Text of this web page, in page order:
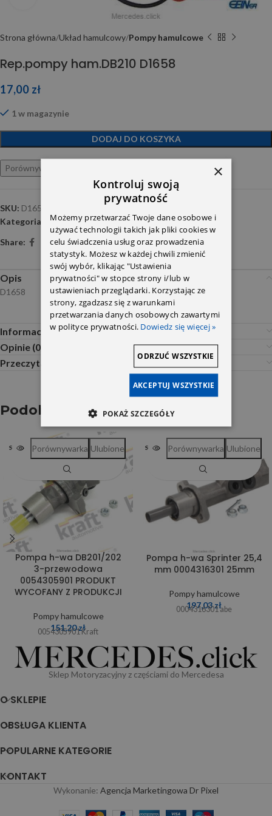
Strona główna Układ hamulcowy Pompy hamulcowe
Rep.pompy ham.DB210 D1658
17,00 zł
1 w magazynie
DODAJ DO KOSZYKA
Porównywarka
SKU: D1658
Kategoria:
Pompy hamulcowe
Share:
Opis
D1658
Informacje dodatkowe
Opinie (0)
Przeczytaj Przed Zakupem
Podobne produkty
SOLD OUT
Pompa h-wa DB201/202
3-przewodowa
0054305901 PRODUKT
WYCOFANY Z PRODUKCJI
Pompy hamulcowe
151,20zł
0054305901 Kraft
Porównywarka Ulubione SOLD OUT
Pompa h-wa Sprinter 25,4
mm 0004316301 25mm
Pompy hamulcowe
197,03zł
0004316301 abe
Porównywarka Ulubione
Sklep Motoryzacyjny z częściami do Mercedesa
O SKLEPIE
OBSŁUGA KLIENTA
POPULARNE KATEGORIE
KONTAKT
Wykonanie: Agencja Marketingowa Dr Pixel
×
Kontroluj swoją
prywatność
Możemy przetwarzać Twoje dane osobowe i
używać technologii takich jak pliki cookies w
celu świadczenia usług oraz prowadzenia
statystyk. Możesz w każdej chwili zmienić
swój wybór, klikając "Ustawienia
prywatności" w stopce strony i/lub w
ustawieniach przeglądarki. Korzystając ze
strony, zgadzasz się z warunkami
przetwarzania danych osobowych zawartymi
w polityce prywatności. Dowiedz się więcej »
AKCEPTUJ WSZYSTKIE
ODRZUĆ WSZYSTKIE
POKAŻ SZCZEGÓŁY